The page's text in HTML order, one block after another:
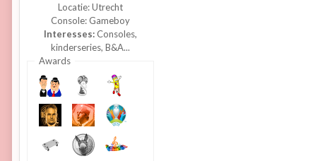
Locatie:Utrecht
Console: Gameboy
Interesses:Consoles,
kinderseries, B&A...
Awards